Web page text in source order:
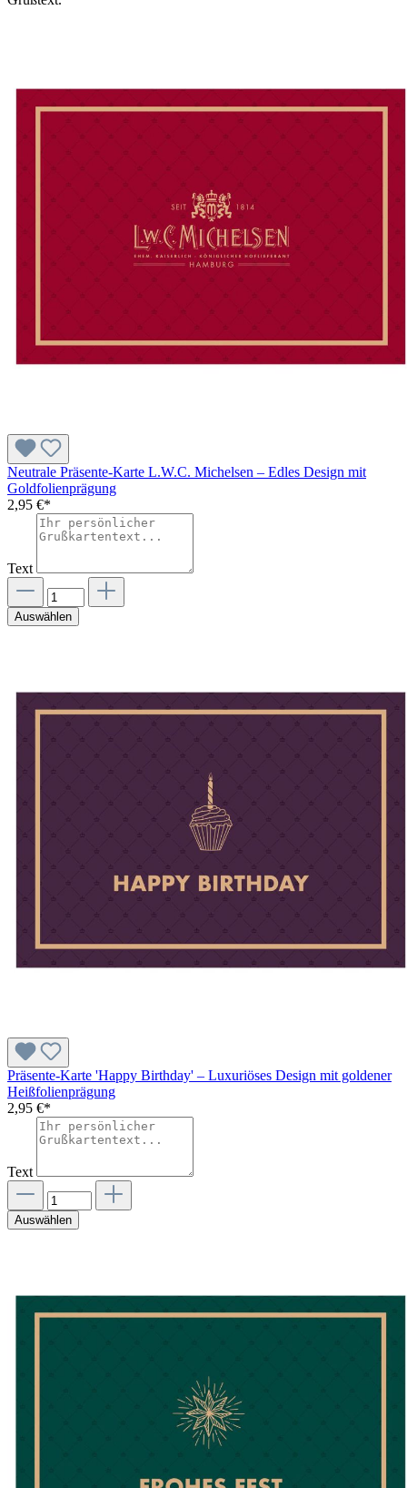
Neutrale Präsente-Karte L.W.C. Michelsen – Edles Design mit
Goldfolienprägung
2,95 €*
Text
Auswählen
Präsente-Karte 'Happy Birthday' – Luxuriöses Design mit goldener
Heißfolienprägung
2,95 €*
Text
Auswählen